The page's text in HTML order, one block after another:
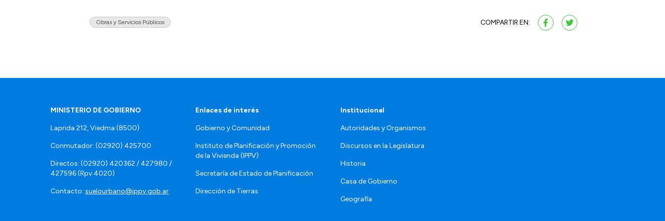
Obras y Servicios Públicos COMPARTIR EN:
MINISTERIO DE GOBIERNO
Laprida 212, Viedma (8500)
Conmutador: (02920) 425700
Directos: (02920) 420362 / 427980 /
427596 (Rpv 4020)
Contacto: suelourbano@ippv.gob.ar
Enlaces de interés
Gobierno y Comunidad
Instituto de Planificación y Promoción
de la Vivienda (IPPV)
Secretaría de Estado de Planificación
Dirección de Tierras
Institucional
Autoridades y Organismos
Discursos en la Legislatura
Historia
Casa de Gobierno
Geografía